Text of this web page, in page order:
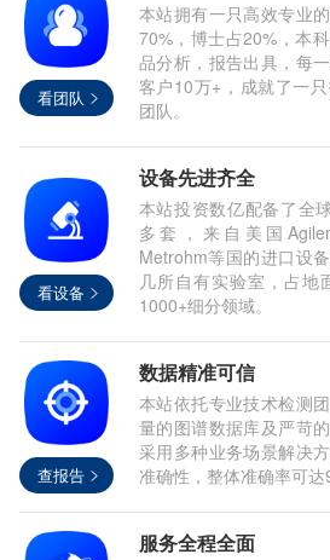
看团队
本站拥有一只高效专业
70%，博士占20%，本
品分析，报告出具，每
客户10万+，成就了一
团队。
看设备
设备先进齐全
本站投资数亿配备了全
多套，来自美国
Metrohm等国的进口设
几所自有实验室，占地
1000+细分领域。
查报告
数据精准可信
本站依托专业技术检测
量的图谱数据库及严苛
采用多种业务场景解决
准确性，整体准确率可达
服务全程全面